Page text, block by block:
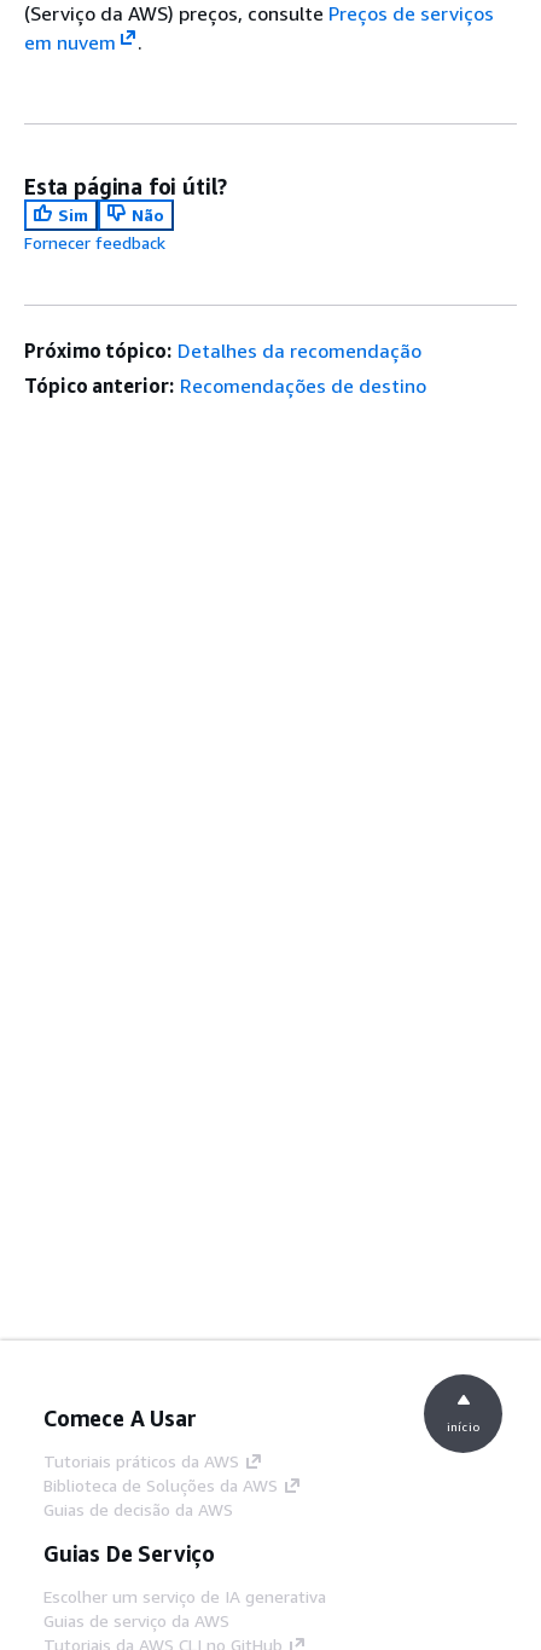
(Serviço da AWS) preços, consulte Preços de serviços
em nuvem
.
Esta página foi útil?
Sim
Não
Fornecer feedback
Próximo tópico: Detalhes da recomendação
Tópico anterior: Recomendações de destino
Comece A Usar
Tutoriais práticos da AWS
Biblioteca de Soluções da AWS
Guias de decisão da AWS
Guias De Serviço
Escolher um serviço de IA generativa
Guias de serviço da AWS
Tutoriais da AWS CLI no GitHub
início